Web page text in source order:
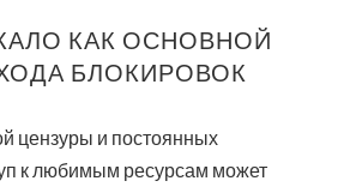
КАК ОСНОВНОЙ
БЛОКИРОВОК
цензуры и постоянных
к любимым ресурсам может